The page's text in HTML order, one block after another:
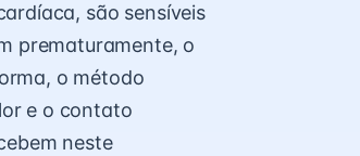
são sensíveis
prematuramente, o
o método
e o contato
neste